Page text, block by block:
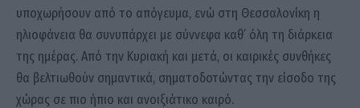
υποχωρήσουν από το απόγευμα, ενώ στη Θεσσαλονίκη η
ηλιοφάνεια θα συνυπάρχει με σύννεφα καθ’ όλη τη διάρκεια
της ημέρας. Από την Κυριακή και μετά, οι καιρικές συνθήκες
θα βελτιωθούν σημαντικά, σηματοδοτώντας την είσοδο της
χώρας σε πιο ήπιο και ανοιξιάτικο καιρό.